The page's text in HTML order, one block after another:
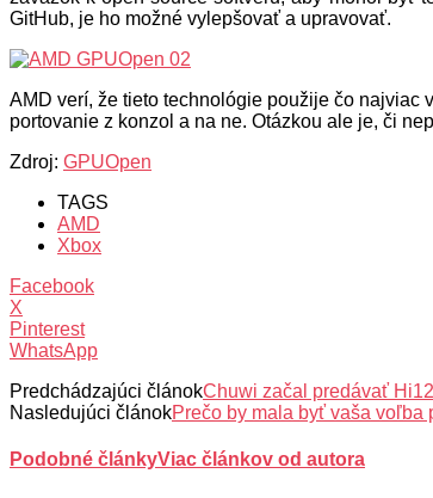
GitHub, je ho možné vylepšovať a upravovať.
AMD verí, že tieto technológie použije čo najviac
portovanie z konzol a na ne. Otázkou ale je, či
Zdroj: GPUOpen
TAGS
AMD
Xbox
Facebook
X
Pinterest
WhatsApp
Predchádzajúci článokChuwi začal predávať
Nasledujúci článokPrečo by mala byť vaša voľba
Podobné článkyViac článkov od autora